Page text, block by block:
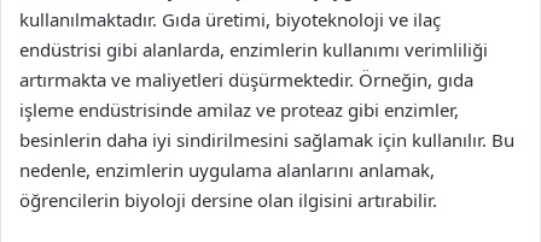
kullanılmaktadır. Gıda üretimi, biyoteknoloji ve ilaç
endüstrisi gibi alanlarda, enzimlerin kullanımı verimliliği
artırmakta ve maliyetleri düşürmektedir. Örneğin, gıda
işleme endüstrisinde amilaz ve proteaz gibi enzimler,
besinlerin daha iyi sindirilmesini sağlamak için kullanılır. Bu
nedenle, enzimlerin uygulama alanlarını anlamak,
öğrencilerin biyoloji dersine olan ilgisini artırabilir.